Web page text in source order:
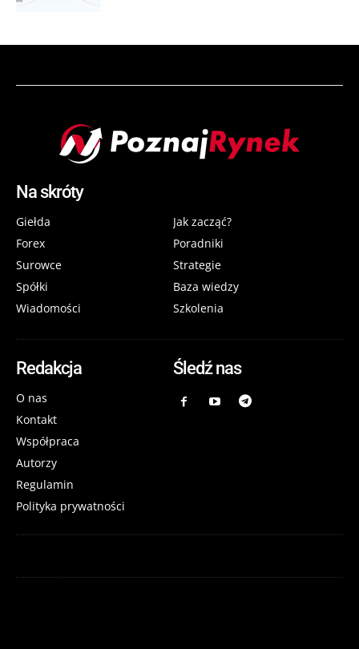
Na skróty
Giełda
Forex
Surowce
Spółki
Wiadomości
Jak zacząć?
Poradniki
Strategie
Baza wiedzy
Szkolenia
Redakcja
O nas
Kontakt
Współpraca
Autorzy
Regulamin
Polityka prywatności
Śledź nas